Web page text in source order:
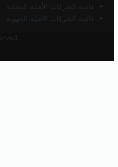
قائمة الشركات الأهلية المحلية
قائمة الشركات الأهلية الجهوية